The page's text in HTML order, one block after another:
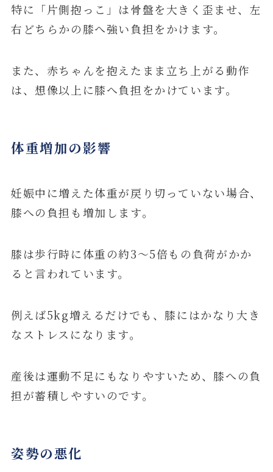
特に「片側抱っこ」は骨盤を大きく歪ませ、左
右どちらかの膝へ強い負担をかけます。
また、赤ちゃんを抱えたまま立ち上がる動作
は、想像以上に膝へ負担をかけています。
体重増加の影響
妊娠中に増えた体重が戻り切っていない場合、
膝への負担も増加します。
膝は歩行時に体重の約3〜5倍もの負荷がかか
ると言われています。
例えば5kg増えるだけでも、膝にはかなり大き
なストレスになります。
産後は運動不足にもなりやすいため、膝への負
担が蓄積しやすいのです。
姿勢の悪化